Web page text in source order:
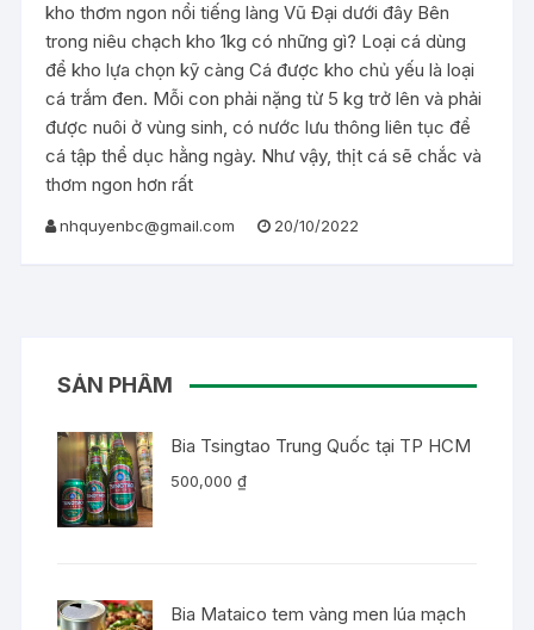
kho thơm ngon nổi tiếng làng Vũ Đại dưới đây Bên
trong niêu chạch kho 1kg có những gì? Loại cá dùng
để kho lựa chọn kỹ càng Cá được kho chủ yếu là loại
cá trắm đen. Mỗi con phải nặng từ 5 kg trở lên và phải
được nuôi ở vùng sinh, có nước lưu thông liên tục để
cá tập thể dục hằng ngày. Như vậy, thịt cá sẽ chắc và
thơm ngon hơn rất
nhquyenbc@gmail.com 20/10/2022
SẢN PHẨM
Bia Tsingtao Trung Quốc tại TP HCM
500,000₫
Bia Mataico tem vàng men lúa mạch